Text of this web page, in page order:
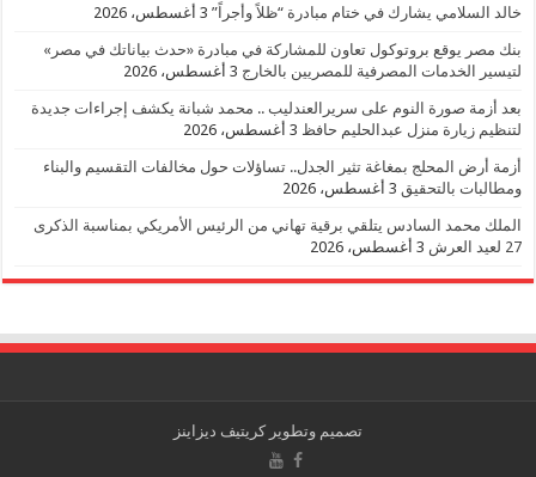
خالد السلامي يشارك في ختام مبادرة “ظلاً وأجراً” 3 أغسطس، 2026
بنك مصر يوقع بروتوكول تعاون للمشاركة في مبادرة «حدث بياناتك في مصر»
لتيسير الخدمات المصرفية للمصريين بالخارج 3 أغسطس، 2026
بعد أزمة صورة النوم على سريرالعندليب .. محمد شبانة يكشف إجراءات جديدة
لتنظيم زيارة منزل عبدالحليم حافظ 3 أغسطس، 2026
أزمة أرض المحلج بمغاغة تثير الجدل.. تساؤلات حول مخالفات التقسيم والبناء
ومطالبات بالتحقيق 3 أغسطس، 2026
الملك محمد السادس يتلقي برقية تهاني من الرئيس الأمريكي بمناسبة الذكرى
27 لعيد العرش
3 أغسطس، 2026
تصميم وتطويركريتيف ديزاينز